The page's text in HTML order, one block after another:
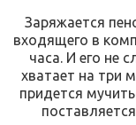
Заряжается
входящего в
часа. И его не
хватает на три
придется